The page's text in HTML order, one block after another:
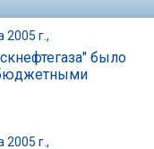
2005 г.,
было
2005 г.,